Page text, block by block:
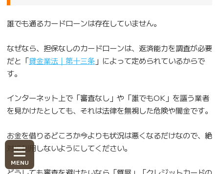
誰でも通るカードローンは存在していません。
なぜなら、担保なしのカードローンは、返済能力を調査が必要
だと「貸金業法｜第十三条」によって定められているからで
す。
インターネット上で「審査なし」や「誰でもOK」を謳う業者
を見かけたとしても、それは法律を無視した危険や闇金です。
お金を借りるどころか今よりも状況は悪くなるだけなので、絶
対に利用しないようにしてください。